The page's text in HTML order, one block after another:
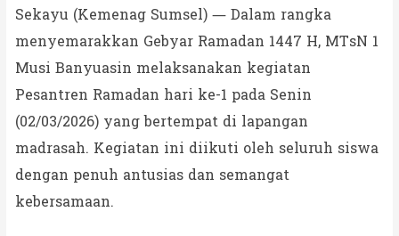
Sekayu (Kemenag Sumsel) — Dalam rangka
menyemarakkan Gebyar Ramadan 1447 H, MTsN 1
Musi Banyuasin melaksanakan kegiatan
Pesantren Ramadan hari ke-1 pada Senin
(02/03/2026) yang bertempat di lapangan
madrasah. Kegiatan ini diikuti oleh seluruh siswa
dengan penuh antusias dan semangat
kebersamaan.